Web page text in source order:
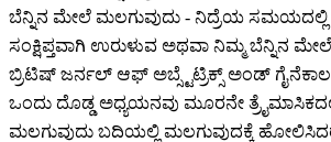
ಬೆನ್ನಿನ ಮೇಲೆ ಮಲಗುವುದು - ನಿದ್ರೆಯ ಸಮಯದಲ್ಲಿ
ಸಂಕ್ಷಿಪ್ತವಾಗಿ ಉರುಳುವ ಅಥವಾ ನಿಮ್ಮ ಬೆನ್ನಿನ
ಬ್ರಿಟಿಷ್ ಜರ್ನಲ್ ಆಫ್ ಅಬ್ಸ್ಟೆಟ್ರಿಕ್ಸ್ ಅಂಡ್
ಒಂದು ದೊಡ್ಡ ಅಧ್ಯಯನವು ಮೂರನೇ
ಮಲಗುವುದು ಬದಿಯಲ್ಲಿ ಮಲಗುವುದಕ್ಕೆ